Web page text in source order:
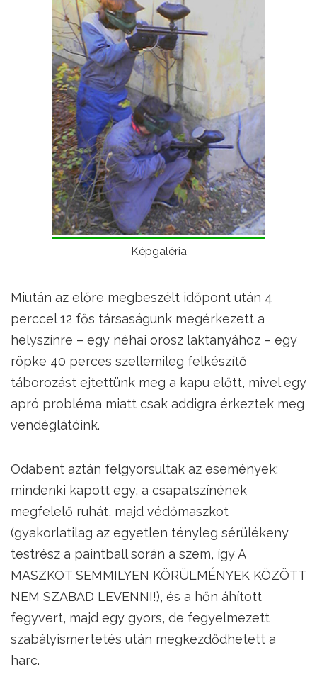
Képgaléria
Miután az előre megbeszélt időpont után 4
perccel 12 fős társaságunk megérkezett a
helyszínre – egy néhai orosz laktanyához – egy
röpke 40 perces szellemileg felkészítő
táborozást ejtettünk meg a kapu előtt, mivel egy
apró probléma miatt csak addigra érkeztek meg
vendéglátóink.
Odabent aztán felgyorsultak az események:
mindenki kapott egy, a csapatszínének
megfelelő ruhát, majd védőmaszkot
(gyakorlatilag az egyetlen tényleg sérülékeny
testrész a paintball során a szem, így A
MASZKOT SEMMILYEN KÖRÜLMÉNYEK KÖZÖTT
NEM SZABAD LEVENNI!), és a hőn áhított
fegyvert, majd egy gyors, de fegyelmezett
szabályismertetés után megkezdődhetett a
harc.